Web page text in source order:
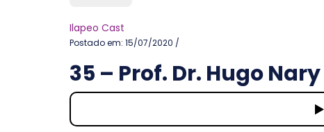
Ilapeo Cast
Postado em: 15/07/2020 /
35 – Prof. Dr. Hugo